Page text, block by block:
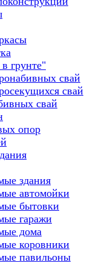
грунте"
свай
свай
свай
опор
здания
автомойки
бытовки
гаражи
дома
коровники
павильоны